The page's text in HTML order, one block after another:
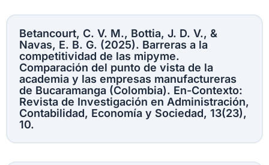
Betancourt, C. V. M., Bottia, J. D. V., &
Navas, E. B. G. (2025). Barreras a la
competitividad de las mipyme.
Comparación del punto de vista de la
academia y las empresas manufactureras
de Bucaramanga (Colombia). En-Contexto:
Revista de Investigación en Administración,
Contabilidad, Economía y Sociedad, 13(23),
10.